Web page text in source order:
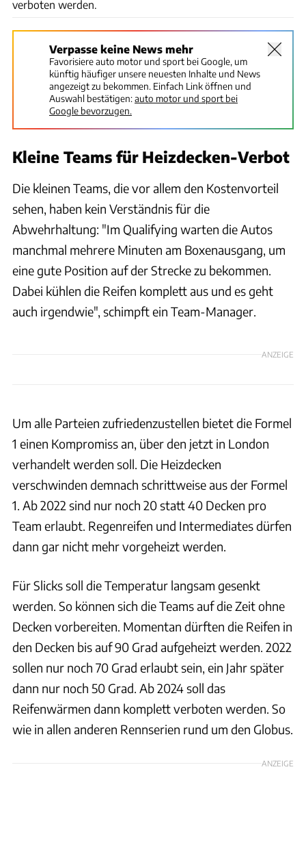
verboten werden.
Verpasse keine News mehr
Favorisiere auto motor und sport bei Google, um
künftig häufiger unsere neuesten Inhalte und News
angezeigt zu bekommen. Einfach Link öffnen und
Auswahl bestätigen:auto motor und sport bei
Google bevorzugen.
Kleine Teams für Heizdecken-Verbot
Die kleinen Teams, die vor allem den Kostenvorteil
sehen, haben kein Verständnis für die
Abwehrhaltung: "Im Qualifying warten die Autos
manchmal mehrere Minuten am Boxenausgang, um
eine gute Position auf der Strecke zu bekommen.
Dabei kühlen die Reifen komplett aus und es geht
auch irgendwie", schimpft ein Team-Manager.
ANZEIGE
Um alle Parteien zufriedenzustellen bietet die Formel
1 einen Kompromiss an, über den jetzt in London
verhandelt werden soll. Die Heizdecken
verschwinden demnach schrittweise aus der Formel
1. Ab 2022 sind nur noch 20 statt 40 Decken pro
Team erlaubt. Regenreifen und Intermediates dürfen
dann gar nicht mehr vorgeheizt werden.
Für Slicks soll die Temperatur langsam gesenkt
werden. So können sich die Teams auf die Zeit ohne
Decken vorbereiten. Momentan dürften die Reifen in
den Decken bis auf 90 Grad aufgeheizt werden. 2022
sollen nur noch 70 Grad erlaubt sein, ein Jahr später
dann nur noch 50 Grad. Ab 2024 soll das
Reifenwärmen dann komplett verboten werden. So
wie in allen anderen Rennserien rund um den Globus.
ANZEIGE